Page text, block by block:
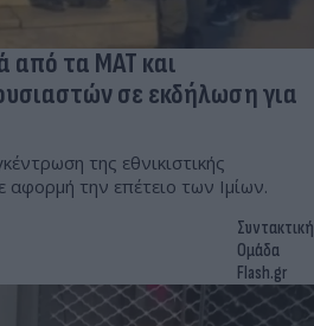
από τα ΜΑΤ και
σε εκδήλωση για
της εθνικιστικής
την επέτειο των Ιμίων.
Συντακτική
Ομάδα
Flash.gr